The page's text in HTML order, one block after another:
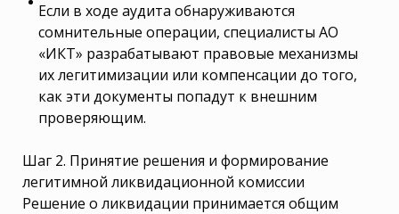
Если в ходе аудита обнаруживаются
сомнительные операции, специалисты АО
«ИКТ» разрабатывают правовые механизмы
их легитимизации или компенсации до того,
как эти документы попадут к внешним
проверяющим.
Шаг 2. Принятие решения и формирование
легитимной ликвидационной комиссии
Решение о ликвидации принимается общим